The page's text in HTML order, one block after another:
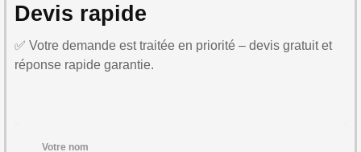
Devis rapide
✅ Votre demande est traitée en priorité – devis gratuit et
réponse rapide garantie.
Votre nom